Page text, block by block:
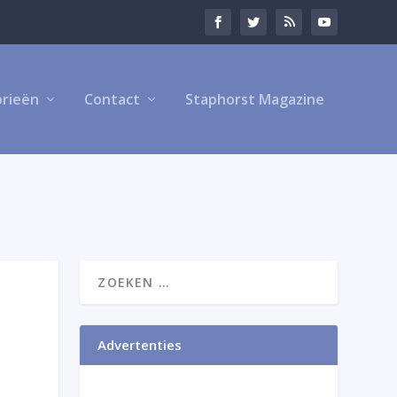
Contact Staphorst Magazine
Advertenties